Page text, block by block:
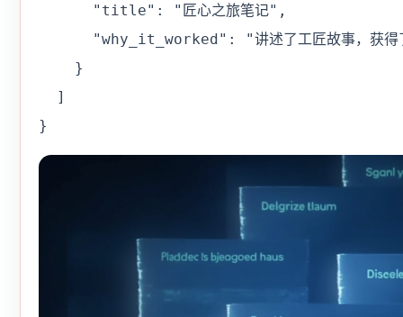
      "title": "匠心之旅笔记",
"why_it_worked": "讲述了工匠故事，获得
    }
  ]
}